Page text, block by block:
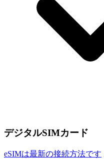
デジタルSIMカード
eSIMは最新の接続方法です